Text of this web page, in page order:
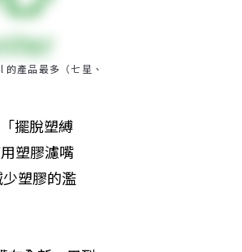
產品最多（七星、
擺脫塑縛
塑膠濾嘴
塑膠的濫